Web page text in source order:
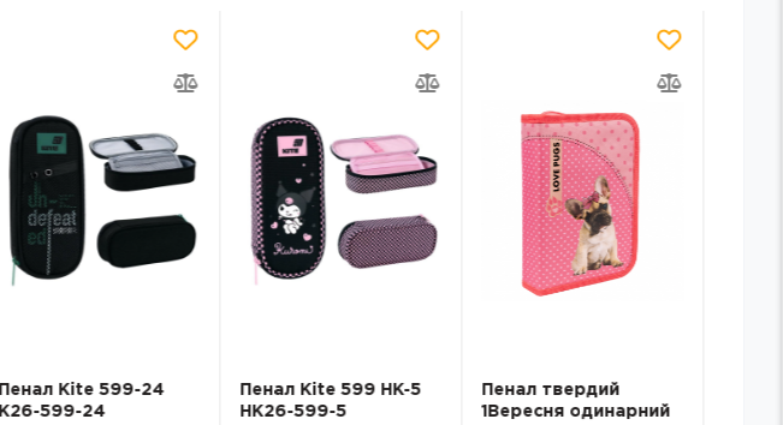
Пенал Kite 599-24
K26-599-24
Пенал Kite 599 HK-5
HK26-599-5
Пенал твердий
1Вересня одинарний